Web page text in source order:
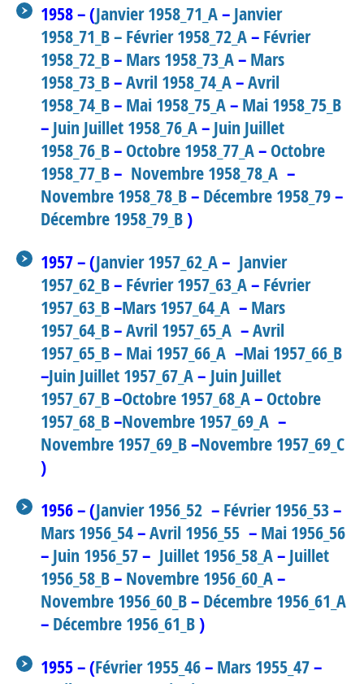
1958 – (Janvier 1958_71_A– Janvier
1958_71_B– Février 1958_72_A– Février
1958_72_B– Mars 1958_73_A– Mars
1958_73_B–Avril 1958_74_A–Avril
1958_74_B– Mai 1958_75_A– Mai 1958_75_B
– Juin Juillet 1958_76_A– Juin Juillet
1958_76_B– Octobre 1958_77_A– Octobre
1958_77_B– Novembre 1958_78_A –
Novembre 1958_78_B– Décembre 1958_79–
Décembre 1958_79_B)
1957 – (Janvier 1957_62_A– Janvier
1957_62_B– Février 1957_63_A– Février
1957_63_B–Mars 1957_64_A – Mars
1957_64_B–Avril 1957_65_A –Avril
1957_65_B– Mai 1957_66_A –Mai 1957_66_B
–Juin Juillet 1957_67_A– Juin Juillet
1957_67_B–Octobre 1957_68_A– Octobre
1957_68_B–Novembre 1957_69_A –
Novembre 1957_69_B–Novembre 1957_69_C
)
1956 – (Janvier 1956_52 – Février 1956_53–
Mars 1956_54–Avril 1956_55 – Mai 1956_56
– Juin 1956_57– Juillet 1956_58_A– Juillet
1956_58_B– Novembre 1956_60_A–
Novembre 1956_60_B– Décembre 1956_61_A
– Décembre 1956_61_B)
1955 – (Février 1955_46– Mars 1955_47–